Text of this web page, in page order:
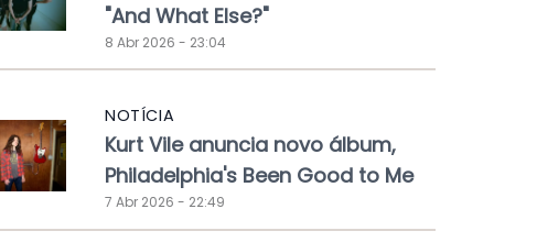
"And What Else?"
8 Abr 2026 - 23:04
NOTÍCIA
Kurt Vile anuncia novo álbum,
Philadelphia's Been Good to Me
7 Abr 2026 - 22:49